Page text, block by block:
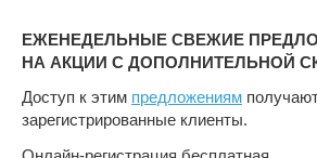
ЕЖЕНЕДЕЛЬНЫЕ СВЕЖИЕ
НА АКЦИИ С ДОПОЛНИТЕЛЬНОЙ
Доступ к этим предложениям
зарегистрированные клиенты.